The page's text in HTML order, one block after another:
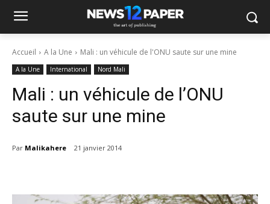
Accueil A la Une Mali : un véhicule de l'ONU saute sur une mine
A la Une International Nord Mali
Mali : un véhicule de l’ONU
saute sur une mine
Par Malikahere 21 janvier 2014